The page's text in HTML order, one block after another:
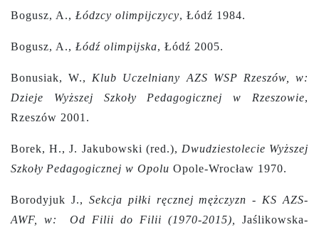
Bogusz, A., Łódzcy olimpijczycy, Łódź 1984.
Bogusz, A., Łódź olimpijska, Łódź 2005.
Bonusiak, W., Klub Uczelniany AZS WSP Rzeszów, w:
Dzieje Wyższej Szkoły Pedagogicznej w Rzeszowie,
Rzeszów 2001.
Borek, H., J. Jakubowski (red.), Dwudziestolecie Wyższej
Szkoły Pedagogicznej w Opolu Opole-Wrocław 1970.
Borodyjuk J., Sekcja piłki ręcznej mężczyzn - KS AZS-
AWF, w: Od Filii do Filii (1970-2015),
Jaślikowska-